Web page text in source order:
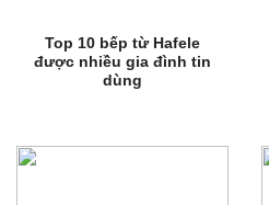
Top 10 bếp từ Hafele
được nhiều gia đình tin
dùng